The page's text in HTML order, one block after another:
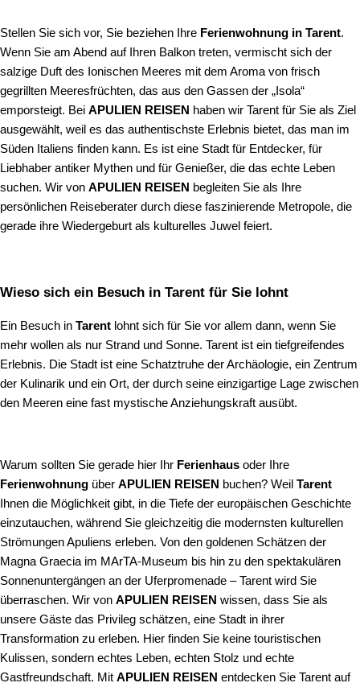
Stellen Sie sich vor, Sie beziehen Ihre Ferienwohnung in Tarent.
Wenn Sie am Abend auf Ihren Balkon treten, vermischt sich der
salzige Duft des Ionischen Meeres mit dem Aroma von frisch
gegrillten Meeresfrüchten, das aus den Gassen der „Isola“
emporsteigt. Bei APULIEN REISEN haben wir Tarent für Sie als Ziel
ausgewählt, weil es das authentischste Erlebnis bietet, das man im
Süden Italiens finden kann. Es ist eine Stadt für Entdecker, für
Liebhaber antiker Mythen und für Genießer, die das echte Leben
suchen. Wir von APULIEN REISEN begleiten Sie als Ihre
persönlichen Reiseberater durch diese faszinierende Metropole, die
gerade ihre Wiedergeburt als kulturelles Juwel feiert.
Wieso sich ein Besuch in Tarent für Sie lohnt
Ein Besuch in Tarent lohnt sich für Sie vor allem dann, wenn Sie
mehr wollen als nur Strand und Sonne. Tarent ist ein tiefgreifendes
Erlebnis. Die Stadt ist eine Schatztruhe der Archäologie, ein Zentrum
der Kulinarik und ein Ort, der durch seine einzigartige Lage zwischen
den Meeren eine fast mystische Anziehungskraft ausübt.
Warum sollten Sie gerade hier Ihr Ferienhaus oder Ihre
Ferienwohnung über APULIEN REISEN buchen? Weil Tarent
Ihnen die Möglichkeit gibt, in die Tiefe der europäischen Geschichte
einzutauchen, während Sie gleichzeitig die modernsten kulturellen
Strömungen Apuliens erleben. Von den goldenen Schätzen der
Magna Graecia im MArTA-Museum bis hin zu den spektakulären
Sonnenuntergängen an der Uferpromenade – Tarent wird Sie
überraschen. Wir von APULIEN REISEN wissen, dass Sie als
unsere Gäste das Privileg schätzen, eine Stadt in ihrer
Transformation zu erleben. Hier finden Sie keine touristischen
Kulissen, sondern echtes Leben, echten Stolz und echte
Gastfreundschaft. Mit APULIEN REISEN entdecken Sie Tarent auf